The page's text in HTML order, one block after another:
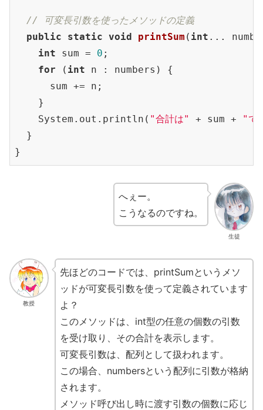
// 可変長引数を使ったメソッドの定義
public
static void printSum ( int ...
int sum = 0 ;
for ( int n : numbers) {
      sum += n;
    }
    System.out.println(
"合計は" + sum +
"で
  }
}
生徒
へぇー。
こうなるのですね。
教授
先ほどのコードでは、printSumというメソ
ッドが可変長引数を使って定義されています
よ？
このメソッドは、int型の任意の個数の引数
を受け取り、その合計を表示します。
可変長引数は、配列として扱われます。
この場合、numbersという配列に引数が格納
されます。
メソッド呼び出し時に渡す引数の個数に応じ